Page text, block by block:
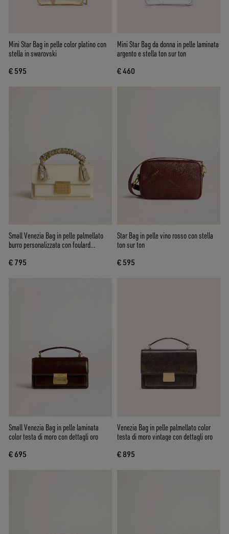
Mini Star Bag in pelle color platino con
stella in swarovski
€ 595
Mini Star Bag da donna in pelle laminata
argento e stella ton sur ton
€ 460
Small Venezia Bag in pelle palmellato
burro personalizzata con foulard
€ 795
Star Bag in pelle vino rosso con stella
ton sur ton
€ 595
Small Venezia Bag in pelle laminata
color testa di moro con dettagli oro
€ 695
Venezia Bag in pelle palmellato color
testa di moro vintage con dettagli oro
€ 895